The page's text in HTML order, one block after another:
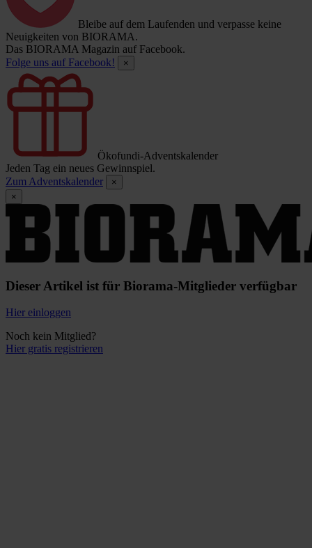
Bleibe auf dem Laufenden und verpasse keine
Neuigkeiten von BIORAMA.
Das BIORAMA Magazin auf Facebook.
Folge uns auf Facebook!
×
Ökofundi-Adventskalender
Jeden Tag ein neues Gewinnspiel.
Zum Adventskalender
×
×
Dieser Artikel ist für Biorama-Mitglieder verfügbar
Hier einloggen
Noch kein Mitglied?
Hier gratis registrieren